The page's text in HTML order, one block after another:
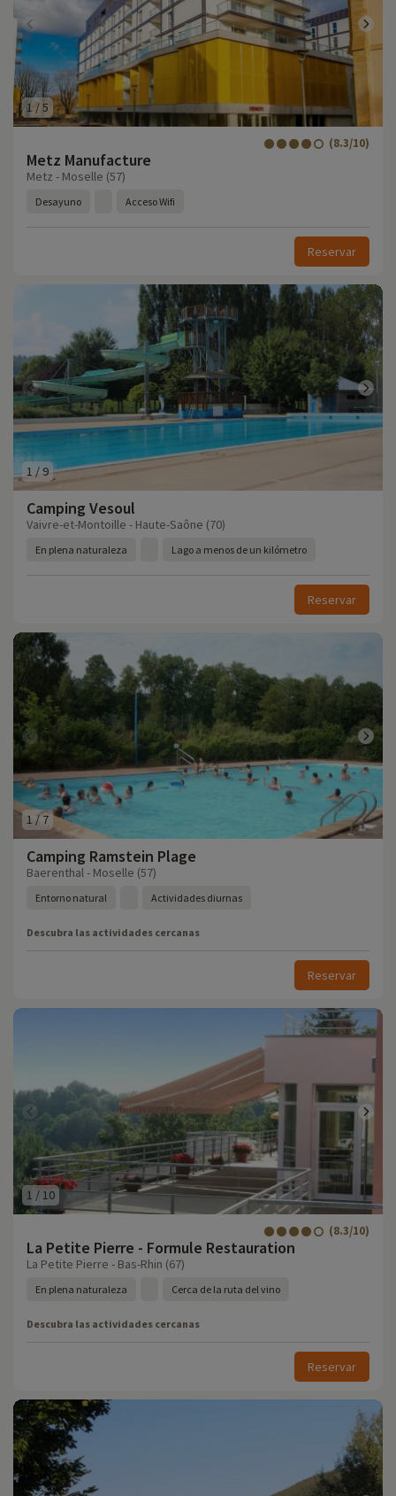
1/5
Metz Manufacture
(8.3/10)
Metz - Moselle (57)
Desayuno Acceso Wifi
Reservar
1 /9
Camping Vesoul
Vaivre-et-Montoille - Haute-Saône (70)
En plena naturaleza Lago a menos de un kilómetro
Reservar
1 /7
Camping Ramstein Plage
Baerenthal - Moselle (57)
Entorno natural Actividades diurnas
Descubra las actividades cercanas
Reservar
1 / 10
La Petite Pierre - Formule Restauration
(8.3/10)
La Petite Pierre - Bas-Rhin (67)
En plena naturaleza Cerca de la ruta del vino
Descubra las actividades cercanas
Reservar